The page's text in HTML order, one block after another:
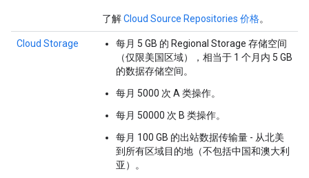
了解Cloud Source Repositories 价格。
Cloud Storage
每月 5 GB 的 Regional Storage 存储空间
（仅限美国区域），相当于 1 个月内 5 GB
的数据存储空间。
每月 5000 次 A 类操作。
每月 50000 次 B 类操作。
每月 100 GB 的出站数据传输量 - 从北美
到所有区域目的地（不包括中国和澳大利
亚）。